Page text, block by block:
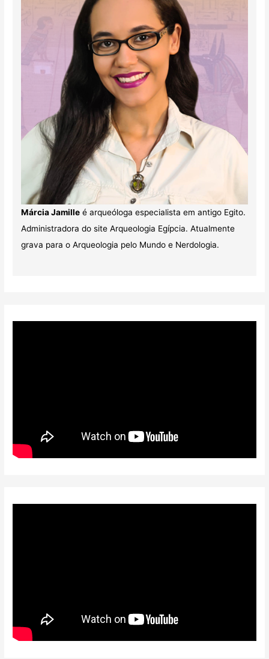
Márcia Jamilleé arqueóloga especialista em antigo Egito.
Administradora do site Arqueologia Egípcia. Atualmente
grava para o Arqueologia pelo Mundo e Nerdologia.